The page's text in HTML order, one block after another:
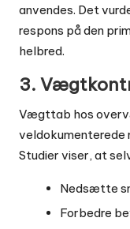
anvendes. Det
respons på den
helbred.
3.
Vægttab hos
veldokumenterede
Studier viser, at
Nedsætte
Forbedre